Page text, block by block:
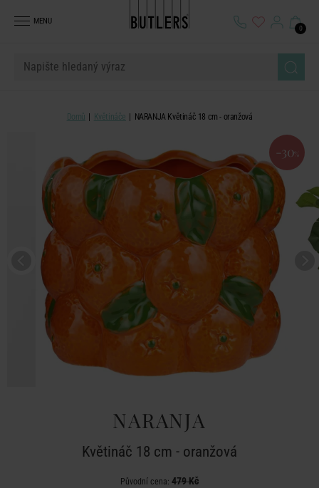
MENU
0
Domů Květináče NARANJA Květináč 18 cm - oranžová
-30 %
NARANJA
Květináč 18 cm - oranžová
Původní cena: 479 Kč